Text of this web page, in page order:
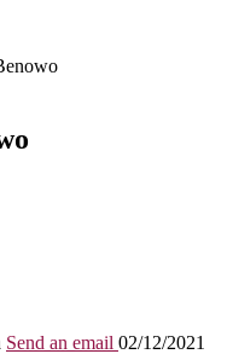
Send an email 02/12/2021